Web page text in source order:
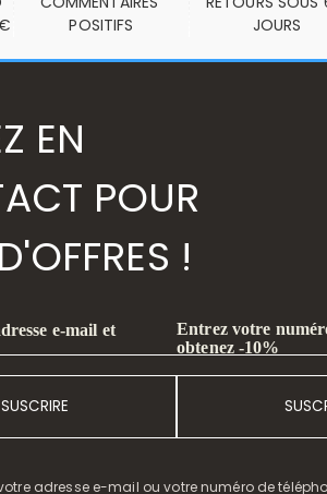
POSITIFS
JOURS
EN
POUR
!
e-mail et
SUSCRIRE
Entrez votre
obtenez -10%
adresse e-mail ou votre numéro de